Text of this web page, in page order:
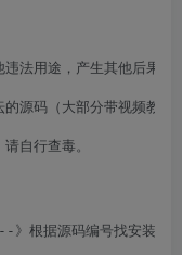
法用途，产生其他后果与
源码（大部分带视频教程
自行查毒。
根据源码编号找安装说